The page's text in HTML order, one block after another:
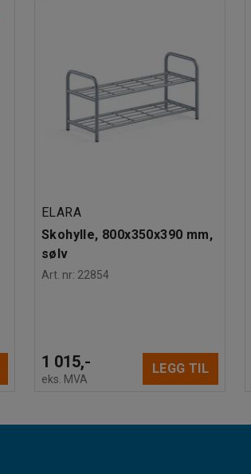
ELARA
Skohylle, 800x350x390 mm,
sølv
Art. nr: 22854
1 015,-
eks. MVA
LEGG TIL